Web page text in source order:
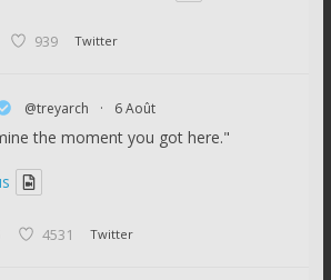
939 Twitter
@treyarch · 6 Août
the moment you got here."
4531 Twitter